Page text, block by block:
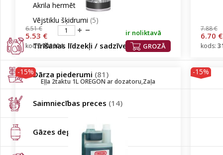
Akrila hermētiķi
(4)
Vējstiklu šķidrumi (5)
Tīrīšanas līdzekļi / sadzīves ķīmija(16)
Dārza piederumi (81)
Saimniecības preces (14)
Gāzes degļi un baloni
6.51 €
5.53 €
ir noliktavā
GROZĀ
kods:400004
7.88 €
6.70 €
kods:
-15%
Eļļa 2taktu 1L OREGON ar dozatoru,Zaļa
-15%